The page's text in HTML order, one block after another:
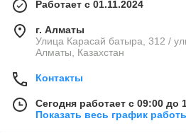
Работает с 01.11.2024
г. Алматы
Улица Карасай батыра, 312 /
Алматы, Казахстан
Контакты
Сегодня работает с 09:00 до
Показать весь график